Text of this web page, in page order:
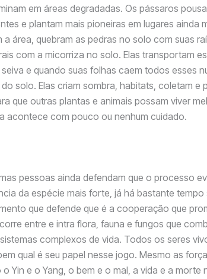
em áreas degradadas. Os pássaros
e plantam mais pioneiras em lugares ainda
a área, quebram as pedras no solo com suas
com a micorriza no solo. Elas transportam
e quando suas folhas caem todos esses
solo. Elas criam sombra, habitats, coletam e
que outras plantas e animais possam viver
acontece com pouco ou nenhum cuidado.
pessoas ainda defendam que o processo
da espécie mais forte, já há bastante
que defende que é a cooperação que
entre e intra flora, fauna e fungos que
complexos de vida. Todos os seres
qual é seu papel nesse jogo. Mesmo as
Yin e o Yang, o bem e o mal, a vida e a morte